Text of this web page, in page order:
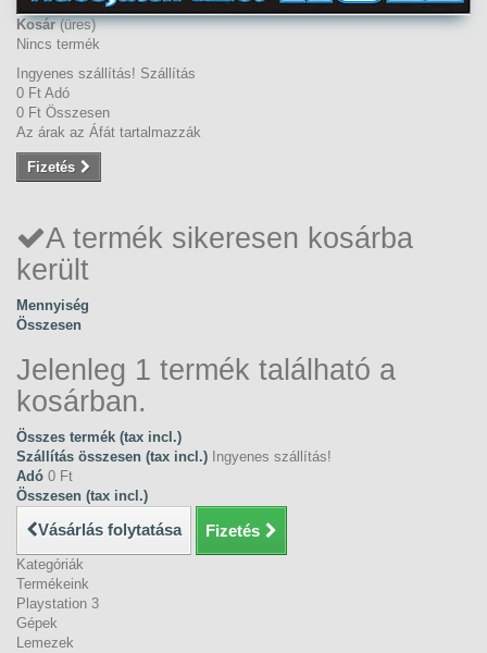
Kosár (üres)
Nincs termék
Ingyenes szállítás! Szállítás
0 Ft‎ Adó
0 Ft‎ Összesen
Az árak az Áfát tartalmazzák
Fizetés
A termék sikeresen kosárba
került
Mennyiség
Összesen
Jelenleg 1 termék található a
kosárban.
Összes termék (tax incl.)
Szállítás összesen (tax incl.) Ingyenes szállítás!
Adó 0 Ft‎
Összesen (tax incl.)
Vásárlás folytatása Fizetés
Kategóriák
Termékeink
Playstation 3
Gépek
Lemezek